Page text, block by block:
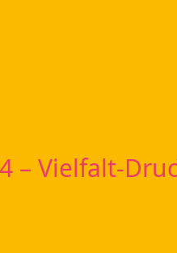
– Vielfalt-